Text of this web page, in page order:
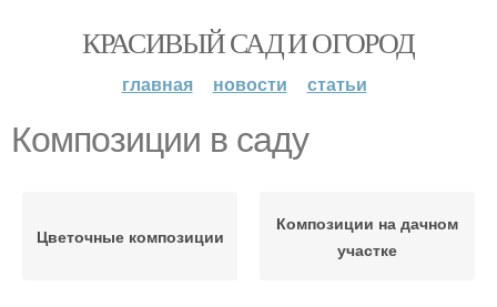
КРАСИВЫЙ САД И ОГОРОД
главная новости статьи
Композиции в саду
Цветочные композиции
Композиции на дачном
участке